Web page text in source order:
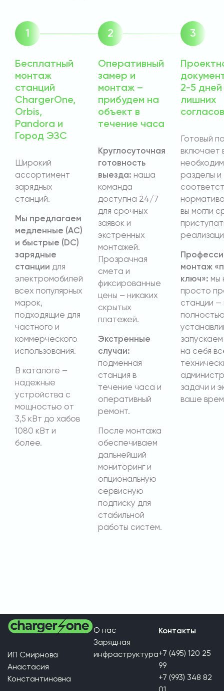
Бесплатный
монтаж
станций
ChargerOne,
Orbis,
Pandora и
Город ЭЗС
Широкий
ассортимент
зарядных
станций.
Мы предлагаем
медленные (AC)
и быстрые (DC)
зарядные
станции для
электромобилей
всех популярных
марок,
подходящие для
частного и
коммерческого
использования.
В каталоге –
надежные
устройства с
мощностью от
3,5 кВт до хабов
1080 кВт и
более.
Оперативный
замер и
монтаж –
прибудем на
объект в
течение часа
Круглосуточная
готовность
выезда: наша
команда
доступна 24/7
для срочных
заявок и
экстренных
монтажей.
Прозрачная
смета и
фиксированные
цены – никаких
скрытых
платежей.
Экстренные
случаи:
подменная
станция в
течение часа и
оперативный
ремонт.
После монтажа
обеспечиваем
дальнейший
мониторинг и
опциональную
сервисную
подписку для
стабильной
работы систем.
2-5 дней
лишних
Готовый
включает
разделы и
вы могли
монтаж
ключ»: мы
просто
станции —
на себя
задачи и
ваше
ИП Смирнова
Анастасия
Константиновна
О нас
Зарядная
инфраструктура
Контакты
+7 (495) 120 25
99
+7 (993) 348 82